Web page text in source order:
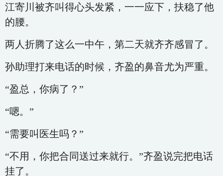
江寄川被齐叫得心头发紧，一一应下，扶稳了他
的腰。
两人折腾了这么一中午，第二天就齐齐感冒了。
孙助理打来电话的时候，齐盈的鼻音尤为严重。
“盈总，你病了？”
“嗯。”
“需要叫医生吗？”
“不用，你把合同送过来就行。”齐盈说完把电话
挂了。